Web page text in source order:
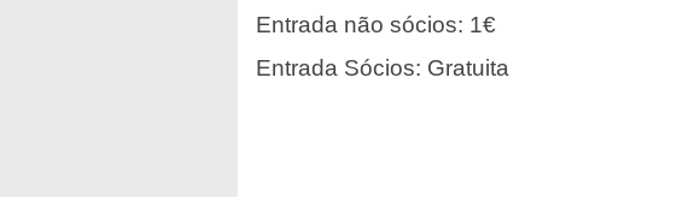
Entrada não sócios: 1€
Entrada Sócios: Gratuita